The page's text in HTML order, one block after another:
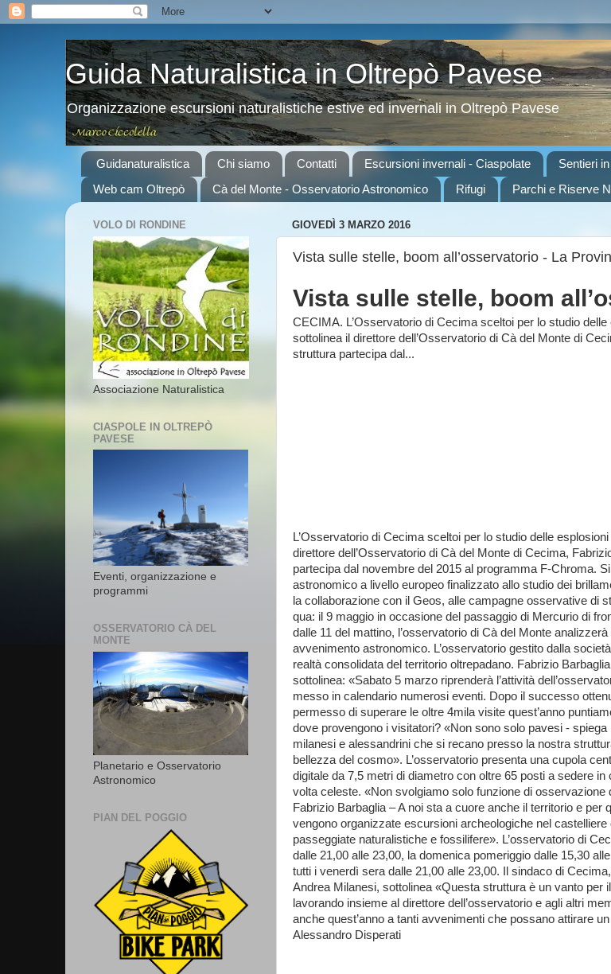
Guida Naturalistica in Oltrepò Pavese
Organizzazione escursioni naturalistiche estive ed invernali in Oltrepò Pavese
Guidanaturalistica Chi siamo Contatti Escursioni invernali - Ciaspolate Sentieri
Web cam Oltrepò
Cà del Monte - Osservatorio Astronomico Rifugi Parchi e Riserve
GIOVEDÌ 3 MARZO 2016
Vista sulle stelle, boom all’osservatorio - La
Vista sulle stelle, boom
CECIMA. L’Osservatorio di Cecima sceltoi per lo studio
sottolinea il direttore dell’Osservatorio di Cà del Monte di
struttura partecipa dal...
L’Osservatorio di Cecima sceltoi per lo studio delle
direttore dell’Osservatorio di Cà del Monte di Cecima,
partecipa dal novembre del 2015 al programma F-Chroma.
astronomico a livello europeo finalizzato allo studio dei
la collaborazione con il Geos, alle campagne osservative di
qua: il 9 maggio in occasione del passaggio di Mercurio di
dalle 11 del mattino, l’osservatorio di Cà del Monte
avvenimento astronomico. L’osservatorio gestito dalla
realtà consolidata del territorio oltrepadano. Fabrizio
sottolinea: «Sabato 5 marzo riprenderà l’attività
messo in calendario numerosi eventi. Dopo il successo
permesso di superare le oltre 4mila visite quest’anno
dove provengono i visitatori? «Non sono solo pavesi -
milanesi e alessandrini che si recano presso la nostra
bellezza del cosmo». L’osservatorio presenta una cupola
digitale da 7,5 metri di diametro con oltre 65 posti a sedere
volta celeste. «Non svolgiamo solo funzione di osservazione
Fabrizio Barbaglia – A noi sta a cuore anche il territorio e per
vengono organizzate escursioni archeologiche nel castelliere
passeggiate naturalistiche e fossilifere». L’osservatorio di
dalle 21,00 alle 23,00, la domenica pomeriggio dalle 15,30
tutti i venerdì sera dalle 21,00 alle 23,00. Il sindaco di Cecima,
Andrea Milanesi, sottolinea «Questa struttura è un vanto per
lavorando insieme al direttore dell’osservatorio e agli altri
anche quest’anno a tanti avvenimenti che possano attirare
Alessandro Disperati
VOLO DI RONDINE
Associazione Naturalistica
CIASPOLE IN OLTREPÒ
PAVESE
Eventi, organizzazione e
programmi
OSSERVATORIO CÀ DEL
MONTE
Planetario e Osservatorio
Astronomico
PIAN DEL POGGIO